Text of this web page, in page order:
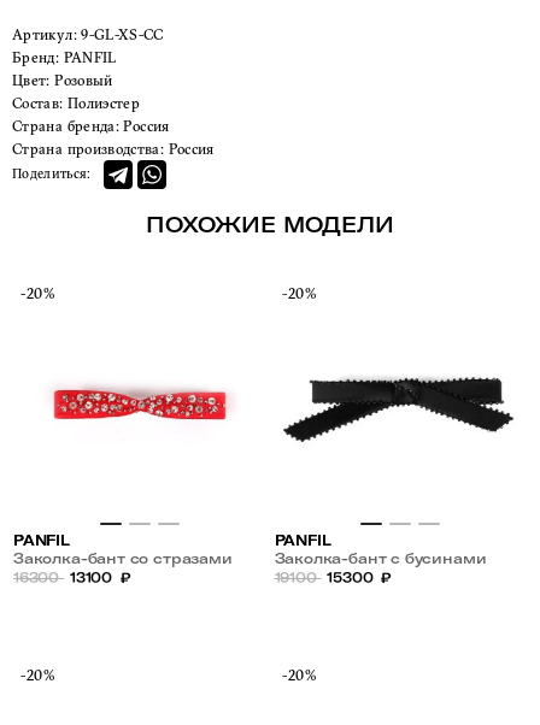
Артикул:9-GL-XS-CC
Бренд:
PANFIL
Цвет:
Розовый
Состав: Полиэстер
Страна бренда: Россия
Страна производства: Россия
Поделиться:
ПОХОЖИЕ МОДЕЛИ
-20%
PANFIL
Заколка-бант со стразами
16300 13100 ₽
-20%
PANFIL
Заколка-бант с бусинами
19100 15300 ₽
-20% -20%